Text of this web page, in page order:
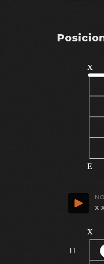
E
x
x
11
x